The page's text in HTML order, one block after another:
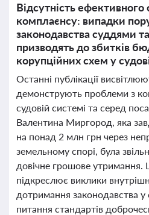
Відсутність ефективного
комплаєнсу: випадки
законодавства суддями
призводять до збитків
корупційних схем у
Останні публікації
демонструють проблеми з
судовій системі та серед
Валентина Миргород, яка
на понад 2 млн грн через
земельному спорі, була
довічне грошове утримання.
підкреслює виклики
дотримання законодавства у
питання стандартів